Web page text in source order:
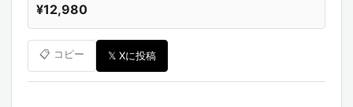
¥12,980
📋 コピー 𝕏 Xに投稿